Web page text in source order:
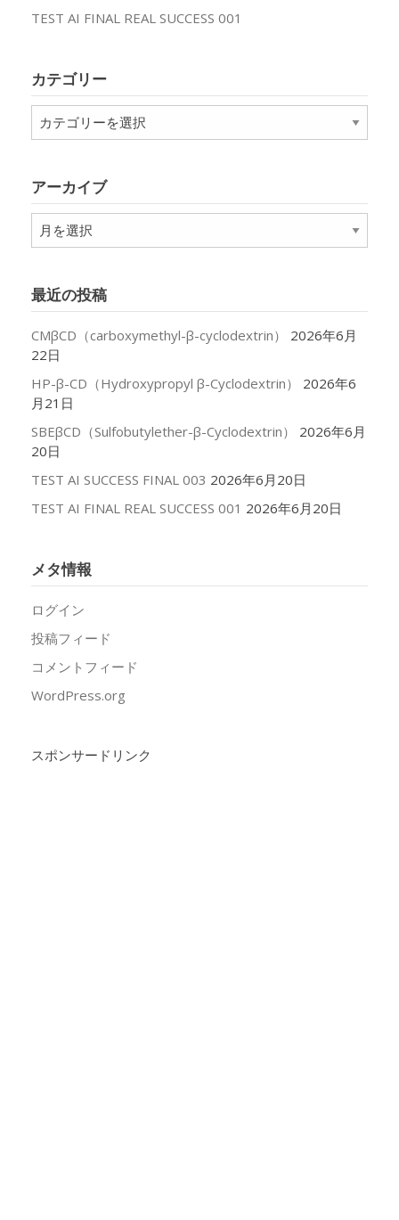
TEST AI FINAL REAL SUCCESS 001
カテゴリー
テ
ー
アーカイブ
ア
ー
ブ
最近の投稿
CMβCD（carboxymethyl-β-cyclodextrin）
2026年6月
22日
HP-β-CD（Hydroxypropyl β-Cyclodextrin）
2026年6
月21日
SBEβCD（Sulfobutylether-β-Cyclodextrin）
2026年6月
20日
TEST AI SUCCESS FINAL 003 2026年6月20日
TEST AI FINAL REAL SUCCESS 001 2026年6月20日
メタ情報
ログイン
投稿フィード
コメントフィード
WordPress.org
スポンサードリンク